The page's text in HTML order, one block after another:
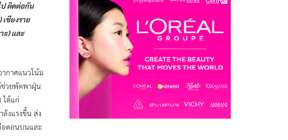
ติดต่อกัน
เชียงราย
ะ) และ
กาศแนวโน้ม
ช่วยพัดพาฝุ่น
ได้แก่
ลังแรงขึ้น ส่ง
อตอนบนและ